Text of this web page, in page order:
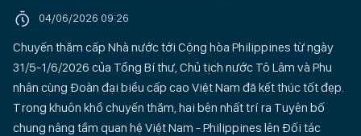
04/06/2026 09:26
Chuyến thăm cấp Nhà nước tới Cộng hòa Philippines từ ngày
31/5-1/6/2026 của Tổng Bí thư, Chủ tịch nước Tô Lâm và Phu
nhân cùng Đoàn đại biểu cấp cao Việt Nam đã kết thúc tốt đẹp.
Trong khuôn khổ chuyến thăm, hai bên nhất trí ra Tuyên bố
chung nâng tầm quan hệ Việt Nam - Philippines lên Đối tác